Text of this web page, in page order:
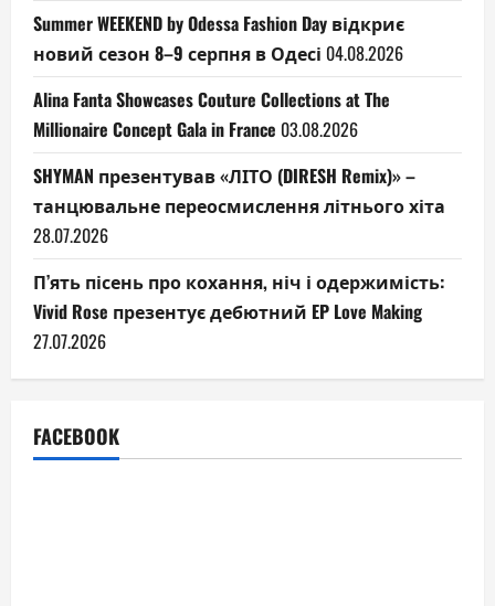
Summer WEEKEND by Odessa Fashion Day відкриє
новий сезон 8–9 серпня в Одесі 04.08.2026
Alina Fanta Showcases Couture Collections at The
Millionaire Concept Gala in France 03.08.2026
SHYMAN презентував «ЛІТО (DIRESH Remix)» –
танцювальне переосмислення літнього хіта
28.07.2026
П’ять пісень про кохання, ніч і одержимість:
Vivid Rose презентує дебютний EP Love Making
27.07.2026
FACEBOOK